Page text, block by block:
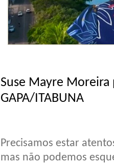
Suse Mayre
GAPA/ITABUNA
Precisamos estar
mas não podemos